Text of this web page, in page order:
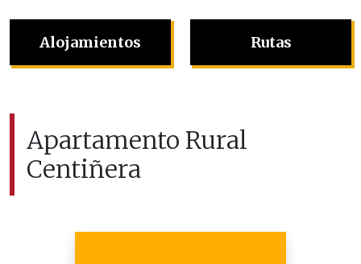
Alojamientos Rutas
Apartamento Rural
Centiñera